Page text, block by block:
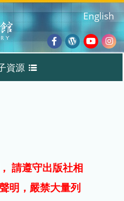
Facebook
Wordpress
English
資源
期刊
試用
請遵守出版社相
明，嚴禁大量列